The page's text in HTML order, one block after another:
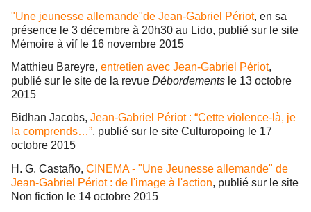
"Une jeunesse allemande"de Jean-Gabriel Périot, en sa
présence le 3 décembre à 20h30 au Lido, publié sur le site
Mémoire à vif le 16 novembre 2015
Matthieu Bareyre, entretien avec Jean-Gabriel Périot,
publié sur le site de la revue Débordements le 13 octobre
2015
Bidhan Jacobs, Jean-Gabriel Périot : “Cette violence-là, je
la comprends…”, publié sur le site Culturopoing le 17
octobre 2015
H. G. Castaño, CINEMA - "Une Jeunesse allemande" de
Jean-Gabriel Périot : de l'image à l'action, publié sur le site
Non fiction le 14 octobre 2015